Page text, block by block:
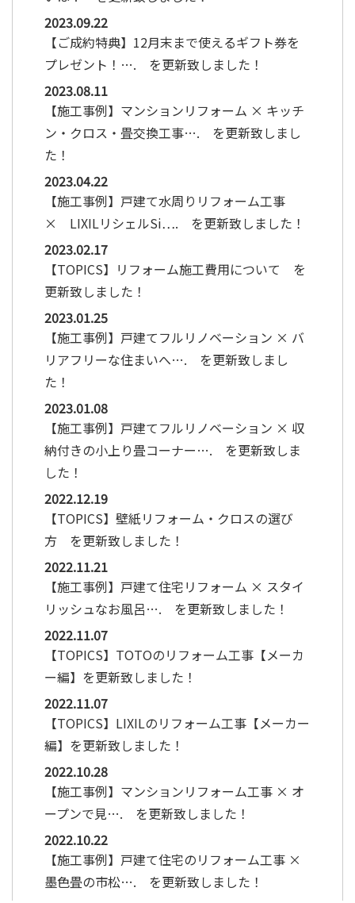
2023.09.22
【ご成約特典】12月末まで使えるギフト券を
プレゼント！…. を更新致しました！
2023.08.11
【施工事例】マンションリフォーム × キッチ
ン・クロス・畳交換工事…. を更新致しまし
た！
2023.04.22
【施工事例】戸建て水周りリフォーム工事
× LIXILリシェルSi…. を更新致しました！
2023.02.17
【TOPICS】リフォーム施工費用について を
更新致しました！
2023.01.25
【施工事例】戸建てフルリノベーション × バ
リアフリーな住まいへ…. を更新致しまし
た！
2023.01.08
【施工事例】戸建てフルリノベーション × 収
納付きの小上り畳コーナー…. を更新致しま
した！
2022.12.19
【TOPICS】壁紙リフォーム・クロスの選び
方 を更新致しました！
2022.11.21
【施工事例】戸建て住宅リフォーム × スタイ
リッシュなお風呂…. を更新致しました！
2022.11.07
【TOPICS】TOTOのリフォーム工事【メーカ
ー編】を更新致しました！
2022.11.07
【TOPICS】LIXILのリフォーム工事【メーカー
編】を更新致しました！
2022.10.28
【施工事例】マンションリフォーム工事 × オ
ープンで見…. を更新致しました！
2022.10.22
【施工事例】戸建て住宅のリフォーム工事 ×
墨色畳の市松…. を更新致しました！